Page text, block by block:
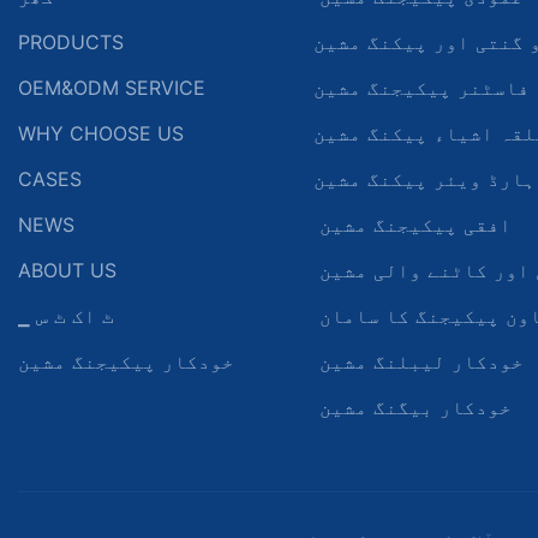
PRODUCTS
OEM&ODM SERVICE
WHY CHOOSE US
CASES
NEWS
ABOUT US
▁ ٹ اک ٹ س
خودکار پیکیجنگ مشین
گنتی اور پیکنگ مشین
فاسٹنر پیکیجنگ مشین
اشیاء پیکنگ مشین
ہارڈ ویئر پیکنگ مشین
افقی پیکیجنگ مشین
اور کاٹنے والی مشین
پیکیجنگ کا سامان
خودکار لیبلنگ مشین
خودکار بیگنگ مشین